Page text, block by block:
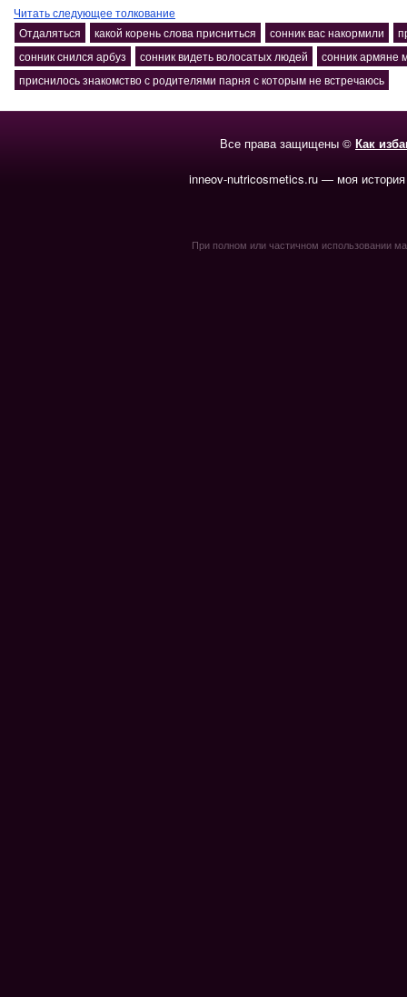
Читать следующее толкование
Отдаляться
какой корень слова присниться сонник вас накормили
сонник снился арбуз
сонник видеть волосатых людей
сонник армяне
приснилось знакомство с родителями парня с которым не встречаюсь
Все права защищены © Как
inneov-nutricosmetics.ru — моя
При полном или частичном использовании